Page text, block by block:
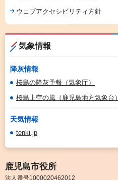
ウェブアクセシビリティ方針
気象情報
降灰情報
桜島の降灰予報（気象庁）
桜島上空の風（鹿児島地方気象台）
天気情報
tenki.jp
鹿児島市役所
法人番号1000020462012